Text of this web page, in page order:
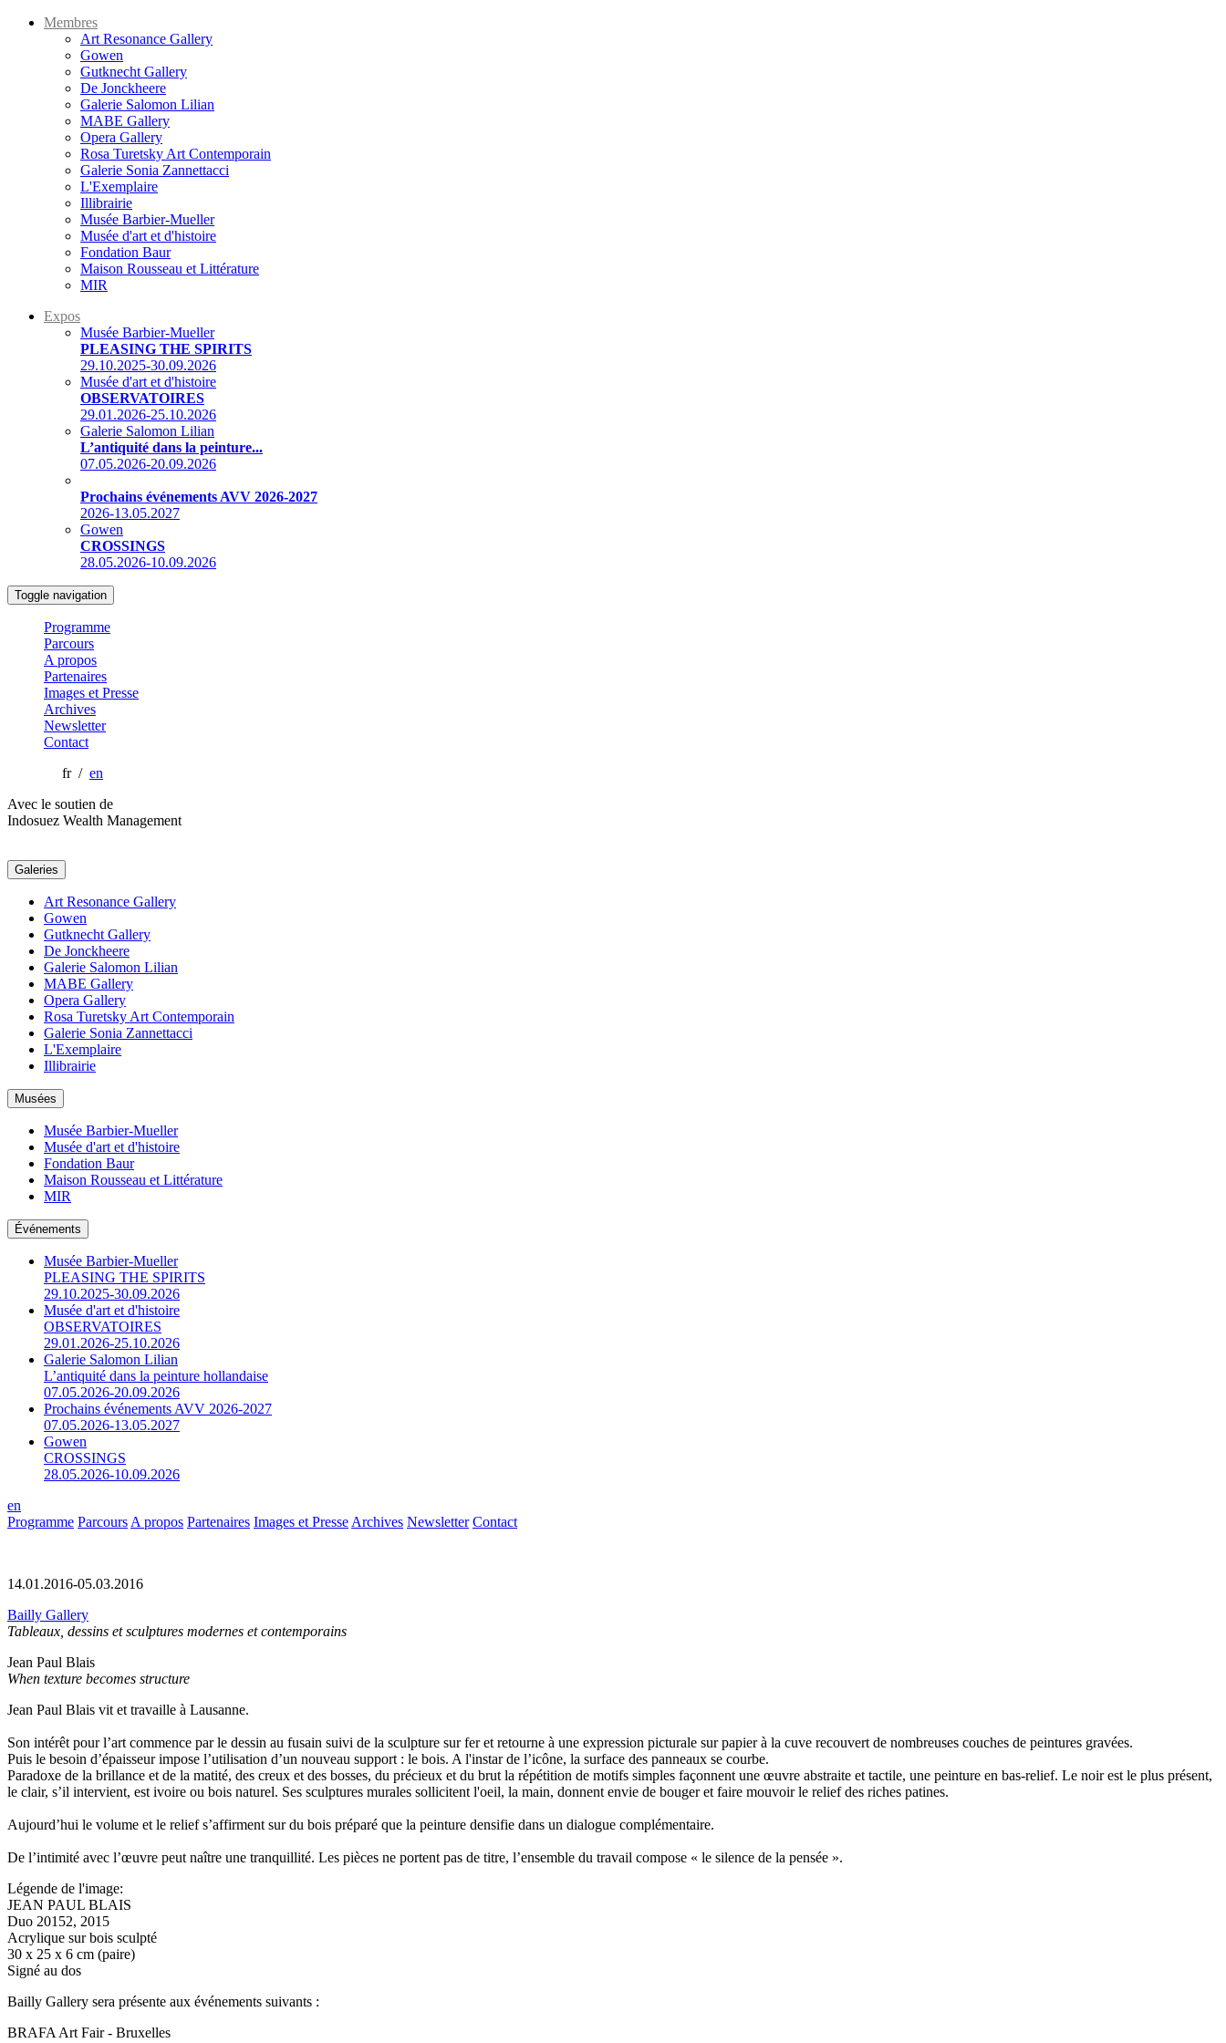
Membres
Art Resonance Gallery
Gowen
Gutknecht Gallery
De Jonckheere
Galerie Salomon Lilian
MABE Gallery
Opera Gallery
Rosa Turetsky Art Contemporain
Galerie Sonia Zannettacci
L'Exemplaire
Illibrairie
Musée Barbier-Mueller
Musée d'art et d'histoire
Fondation Baur
Maison Rousseau et Littérature
MIR
Expos
Musée Barbier-Mueller
PLEASING THE SPIRITS
29.10.2025-30.09.2026
Musée d'art et d'histoire
OBSERVATOIRES
29.01.2026-25.10.2026
Galerie Salomon Lilian
L’antiquité dans la peinture...
07.05.2026-20.09.2026
Prochains événements AVV 2026-2027
2026-13.05.2027
Gowen
CROSSINGS
28.05.2026-10.09.2026
Toggle navigation
Programme
Parcours
A propos
Partenaires
Images et Presse
Archives
Newsletter
Contact
fr / en
Avec le soutien de
Indosuez Wealth Management
Galeries
Art Resonance Gallery
Gowen
Gutknecht Gallery
De Jonckheere
Galerie Salomon Lilian
MABE Gallery
Opera Gallery
Rosa Turetsky Art Contemporain
Galerie Sonia Zannettacci
L'Exemplaire
Illibrairie
Musées
Musée Barbier-Mueller
Musée d'art et d'histoire
Fondation Baur
Maison Rousseau et Littérature
MIR
Événements
Musée Barbier-Mueller
PLEASING THE SPIRITS
29.10.2025-30.09.2026
Musée d'art et d'histoire
OBSERVATOIRES
29.01.2026-25.10.2026
Galerie Salomon Lilian
L’antiquité dans la peinture hollandaise
07.05.2026-20.09.2026
Prochains événements AVV 2026-2027
07.05.2026-13.05.2027
Gowen
CROSSINGS
28.05.2026-10.09.2026
en
Programme Parcours A propos Partenaires Images et Presse Archives Newsletter Contact
14.01.2016-05.03.2016
Bailly Gallery
Tableaux, dessins et sculptures modernes et contemporains
Jean Paul Blais
When texture becomes structure
Jean Paul Blais vit et travaille à Lausanne.
Son intérêt pour l’art commence par le dessin au fusain suivi de la sculpture sur fer et retourne à une expression picturale sur papier à la cuve recouvert de nombreuses couches de peintures gravées.
Puis le besoin d’épaisseur impose l’utilisation d’un nouveau support : le bois. A l'instar de l’icône, la surface des panneaux se courbe.
Paradoxe de la brillance et de la matité, des creux et des bosses, du précieux et du brut la répétition de motifs simples façonnent une œuvre abstraite et tactile, une peinture en bas-relief. Le noir est le plus présent,
le clair, s’il intervient, est ivoire ou bois naturel. Ses sculptures murales sollicitent l'oeil, la main, donnent envie de bouger et faire mouvoir le relief des riches patines.
Aujourd’hui le volume et le relief s’affirment sur du bois préparé que la peinture densifie dans un dialogue complémentaire.
De l’intimité avec l’œuvre peut naître une tranquillité. Les pièces ne portent pas de titre, l’ensemble du travail compose « le silence de la pensée ».
Légende de l'image:
JEAN PAUL BLAIS
Duo 20152, 2015
Acrylique sur bois sculpté
30 x 25 x 6 cm (paire)
Signé au dos
Bailly Gallery sera présente aux événements suivants :
BRAFA Art Fair - Bruxelles